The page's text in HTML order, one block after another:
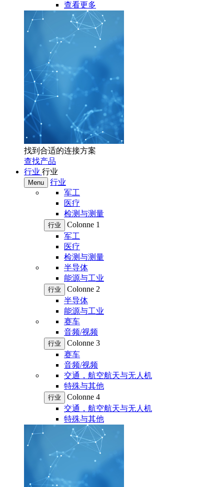
查看更多
找到合适的连接方案
查找产品
行业 行业
Menu
行业
军工
医疗
检测与测量
行业
Colonne 1
军工
医疗
检测与测量
半导体
能源与工业
行业
Colonne 2
半导体
能源与工业
赛车
音频/视频
行业
Colonne 3
赛车
音频/视频
交通，航空航天与无人机
特殊与其他
行业
Colonne 4
交通，航空航天与无人机
特殊与其他